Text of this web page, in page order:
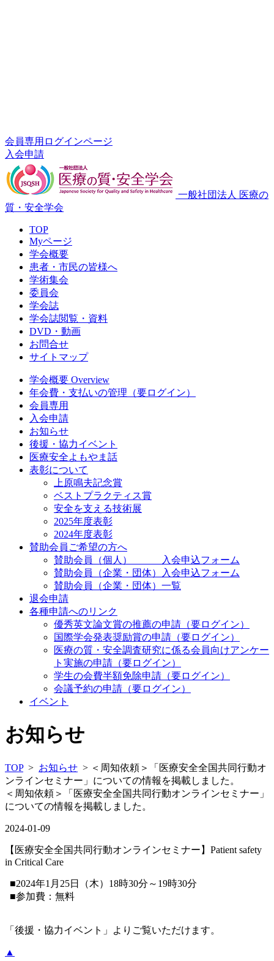
会員専用ログインページ
入会申請
一般社団法人 医療の
質・安全学会
TOP
Myページ
学会概要
患者・市民の皆様へ
学術集会
委員会
学会誌
学会誌閲覧・資料
DVD・動画
お問合せ
サイトマップ
学会概要 Overview
年会費・支払いの管理（要ログイン）
会員専用
入会申請
お知らせ
後援・協力イベント
医療安全よもやま話
表彰について
上原鳴夫記念賞
ベストプラクティス賞
安全を支える技術展
2025年度表彰
2024年度表彰
賛助会員ご希望の方へ
賛助会員（個人） 入会申込フォーム
賛助会員（企業・団体）入会申込フォーム
賛助会員（企業・団体）一覧
退会申請
各種申請へのリンク
優秀英文論文賞の推薦の申請（要ログイン）
国際学会発表奨励賞の申請（要ログイン）
医療の質・安全調査研究に係る会員向けアンケー
ト実施の申請（要ログイン）
学生の会費半額免除申請（要ログイン）
会議予約の申請（要ログイン）
イベント
お知らせ
TOP> お知らせ > ＜周知依頼＞「医療安全全国共同行動オ
ンラインセミナー」についての情報を掲載しました。
＜周知依頼＞「医療安全全国共同行動オンラインセミナー」
についての情報を掲載しました。
2024-01-09
【医療安全全国共同行動オンラインセミナー】Patient safety
in Critical Care
■2024年1月25日（木）18時30分～19時30分
■参加費：無料
「後援・協力イベント」よりご覧いただけます。
▲